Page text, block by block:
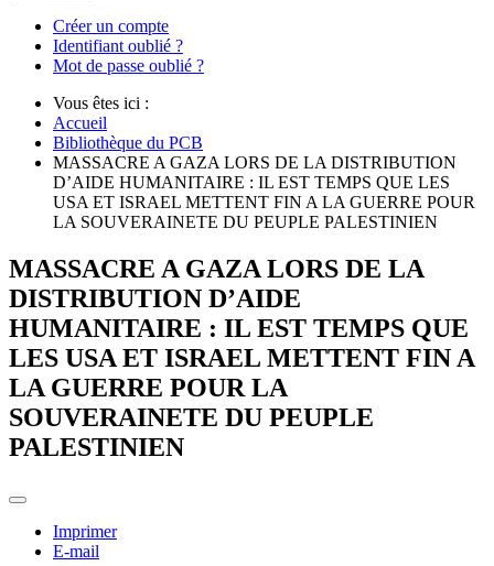
Créer un compte
Identifiant oublié ?
Mot de passe oublié ?
Vous êtes ici :
Accueil
Bibliothèque du PCB
MASSACRE A GAZA LORS DE LA DISTRIBUTION
D’AIDE HUMANITAIRE : IL EST TEMPS QUE LES
USA ET ISRAEL METTENT FIN A LA GUERRE POUR
LA SOUVERAINETE DU PEUPLE PALESTINIEN
MASSACRE A GAZA LORS DE LA
DISTRIBUTION D’AIDE
HUMANITAIRE : IL EST TEMPS QUE
LES USA ET ISRAEL METTENT FIN A
LA GUERRE POUR LA
SOUVERAINETE DU PEUPLE
PALESTINIEN
Imprimer
E-mail